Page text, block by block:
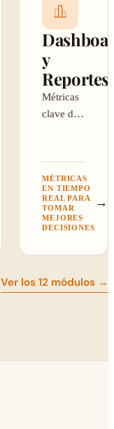
y
Reportes
Métricas
clave del
órdenes y
rentabilidad.
MÉTRICAS
EN TIEMPO
REAL PARA
TOMAR
MEJORES
DECISIONES
→
Ver los 12 módulos →